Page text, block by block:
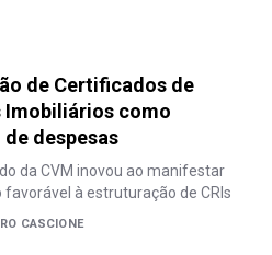
de Certificados de
Imobiliários como
despesas
da CVM inovou ao manifestar
à estruturação de CRIs
CASCIONE